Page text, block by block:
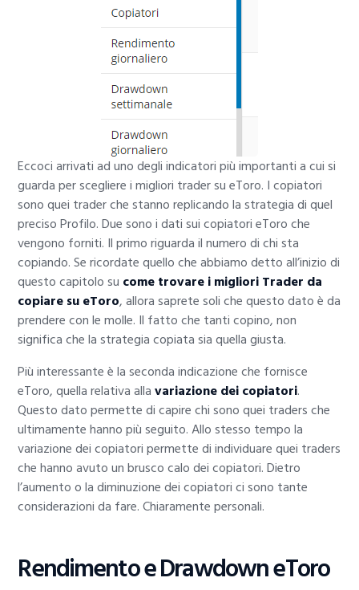
Eccoci arrivati ad uno degli indicatori più importanti a cui si
guarda per scegliere i migliori trader su eToro. I copiatori
sono quei trader che stanno replicando la strategia di quel
preciso Profilo. Due sono i dati sui copiatori eToro che
vengono forniti. Il primo riguarda il numero di chi sta
copiando. Se ricordate quello che abbiamo detto all’inizio di
questo capitolo su come trovare i migliori Trader da
copiare su eToro, allora saprete soli che questo dato è da
prendere con le molle. Il fatto che tanti copino, non
significa che la strategia copiata sia quella giusta.
Più interessante è la seconda indicazione che fornisce
eToro, quella relativa allavariazione dei copiatori.
Questo dato permette di capire chi sono quei traders che
ultimamente hanno più seguito. Allo stesso tempo la
variazione dei copiatori permette di individuare quei traders
che hanno avuto un brusco calo dei copiatori. Dietro
l’aumento o la diminuzione dei copiatori ci sono tante
considerazioni da fare. Chiaramente personali.
Rendimento e Drawdown eToro